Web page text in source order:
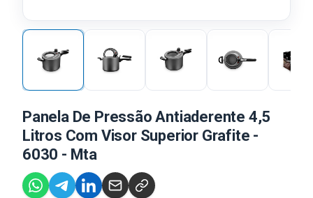
Panela De Pressão Antiaderente 4,5
Litros Com Visor Superior Grafite -
6030 - Mta